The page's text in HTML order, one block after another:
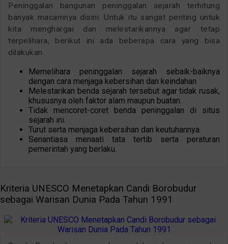
Peninggalan bangunan peninggalan sejarah terhitung
banyak macamnya disini. Untuk itu sangat penting untuk
kita menghargai dan melestarikannya agar tetap
terpelihara, berikut ini ada beberapa cara yang bisa
dilakukan.
Memelihara peninggalan sejarah sebaik-baiknya
dengan cara menjaga kebersihan dan keindahan
Melestarikan benda sejarah tersebut agar tidak rusak,
khususnya oleh faktor alam maupun buatan.
Tidak mencoret-coret benda peninggalan di situs
sejarah ini.
Turut serta menjaga kebersihan dan keutuhannya.
Senantiasa menaati tata tertib serta peraturan
pemerintah yang berlaku.
Kriteria UNESCO Menetapkan Candi Borobudur
sebagai Warisan Dunia Pada Tahun 1991